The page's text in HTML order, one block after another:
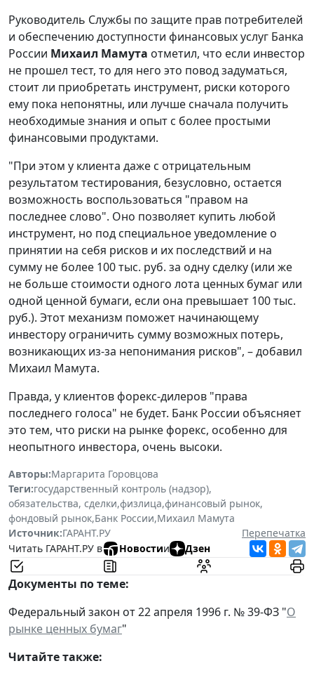
Руководитель Службы по защите прав потребителей
и обеспечению доступности финансовых услуг Банка
России Михаил Мамута отметил, что если инвестор
не прошел тест, то для него это повод задуматься,
стоит ли приобретать инструмент, риски которого
ему пока непонятны, или лучше сначала получить
необходимые знания и опыт с более простыми
финансовыми продуктами.
"При этом у клиента даже с отрицательным
результатом тестирования, безусловно, остается
возможность воспользоваться "правом на
последнее слово". Оно позволяет купить любой
инструмент, но под специальное уведомление о
принятии на себя рисков и их последствий и на
сумму не более 100 тыс. руб. за одну сделку (или же
не больше стоимости одного лота ценных бумаг или
одной ценной бумаги, если она превышает 100 тыс.
руб.). Этот механизм поможет начинающему
инвестору ограничить сумму возможных потерь,
возникающих из-за непонимания рисков", – добавил
Михаил Мамута.
Правда, у клиентов форекс-дилеров "права
последнего голоса" не будет. Банк России объясняет
это тем, что риски на рынке форекс, особенно для
неопытного инвестора, очень высоки.
Авторы:Маргарита Горовцова
Теги:государственный контроль (надзор),
обязательства, сделки,физлица,финансовый рынок,
фондовый рынок,Банк России,Михаил Мамута
Источник:ГАРАНТ.РУ
Перепечатка
Читать ГАРАНТ.РУ в
Новостии Дзен
Документы по теме:
Федеральный закон от 22 апреля 1996 г. № 39-ФЗ "О
рынке ценных бумаг"
Читайте также: